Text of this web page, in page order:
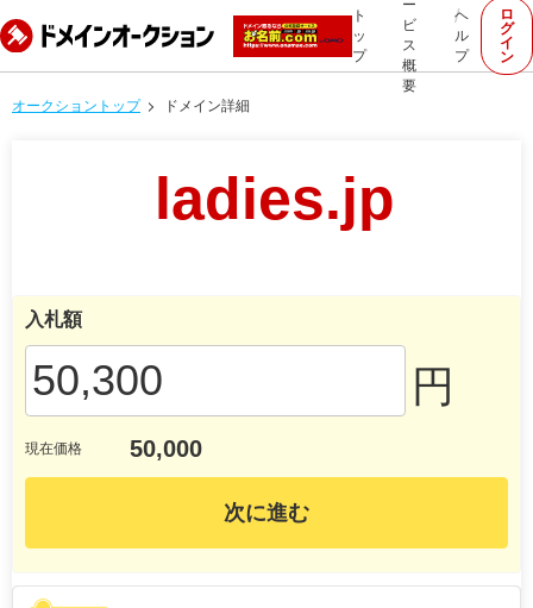
ト
ッ
プ
ー
ビ
ス
概
要
ヘ
ル
プ
ロ
グ
イ
ン
オークショントップ ドメイン詳細
ladies.jp
入札額
円
現在価格 50,000
次に進む